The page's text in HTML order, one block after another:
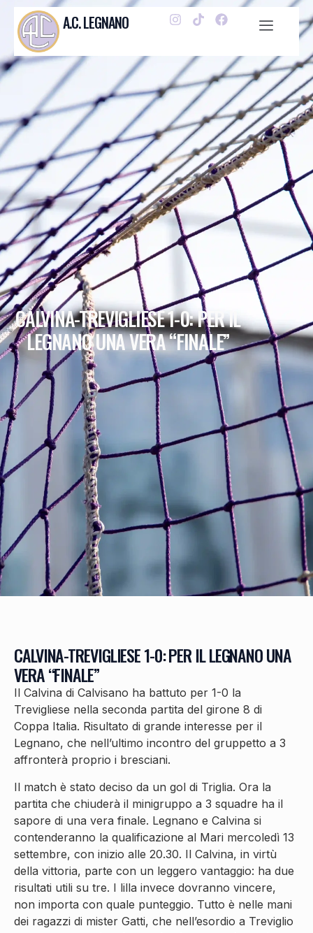
A.C. LEGNANO
CALVINA-TREVIGLIESE 1-0: PER IL
LEGNANO UNA VERA “FINALE”
CALVINA-TREVIGLIESE 1-0: PER IL LEGNANO UNA
VERA “FINALE”
Il Calvina di Calvisano ha battuto per 1-0 la
Trevigliese nella seconda partita del girone 8 di
Coppa Italia. Risultato di grande interesse per il
Legnano, che nell’ultimo incontro del gruppetto a 3
affronterà proprio i bresciani.
Il match è stato deciso da un gol di Triglia. Ora la
partita che chiuderà il minigruppo a 3 squadre ha il
sapore di una vera finale. Legnano e Calvina si
contenderanno la qualificazione al Mari mercoledì 13
settembre, con inizio alle 20.30. Il Calvina, in virtù
della vittoria, parte con un leggero vantaggio: ha due
risultati utili su tre. I lilla invece dovranno vincere,
non importa con quale punteggio. Tutto è nelle mani
dei ragazzi di mister Gatti, che nell’esordio a Treviglio